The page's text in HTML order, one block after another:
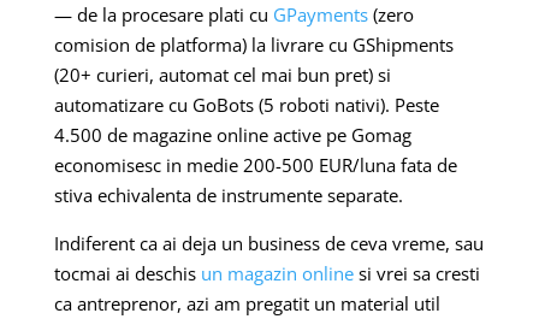
— de la procesare plati cu GPayments(zero
comision de platforma) la livrare cu GShipments
(20+ curieri, automat cel mai bun pret) si
automatizare cu GoBots (5 roboti nativi). Peste
4.500 de magazine online active pe Gomag
economisesc in medie 200-500 EUR/luna fata de
stiva echivalenta de instrumente separate.
Indiferent ca ai deja un business de ceva vreme, sau
tocmai ai deschis un magazin onlinesi vrei sa cresti
ca antreprenor, azi am pregatit un material util